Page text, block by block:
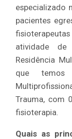
especializado
pacientes
atividade de
Residência
que temos
Trauma, com
fisioterapia.
Quais as